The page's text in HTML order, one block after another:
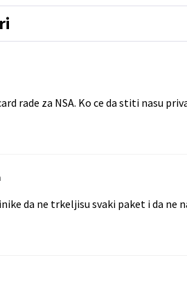
rade za NSA. Ko ce da stiti nasu
da ne trkeljisu svaki paket i da ne